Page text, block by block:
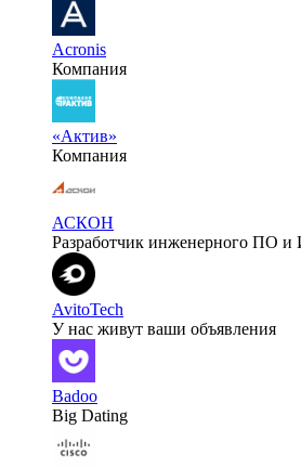
Acronis
Компания
«Актив»
Компания
АСКОН
Разработчик инженерного ПО и
AvitoTech
У нас живут ваши объявления
Badoo
Big Dating